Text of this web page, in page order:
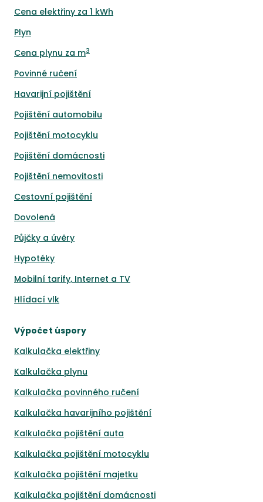
Cena elektřiny za 1 kWh
Plyn
Cena plynu za m3
Povinné ručení
Havarijní pojištění
Pojištění automobilu
Pojištění motocyklu
Pojištění domácnosti
Pojištění nemovitosti
Cestovní pojištění
Dovolená
Půjčky a úvěry
Hypotéky
Mobilní tarify, Internet a TV
Hlídací vlk
Výpočet úspory
Kalkulačka elektřiny
Kalkulačka plynu
Kalkulačka povinného ručení
Kalkulačka havarijního pojištění
Kalkulačka pojištění auta
Kalkulačka pojištění motocyklu
Kalkulačka pojištění majetku
Kalkulačka pojištění domácnosti